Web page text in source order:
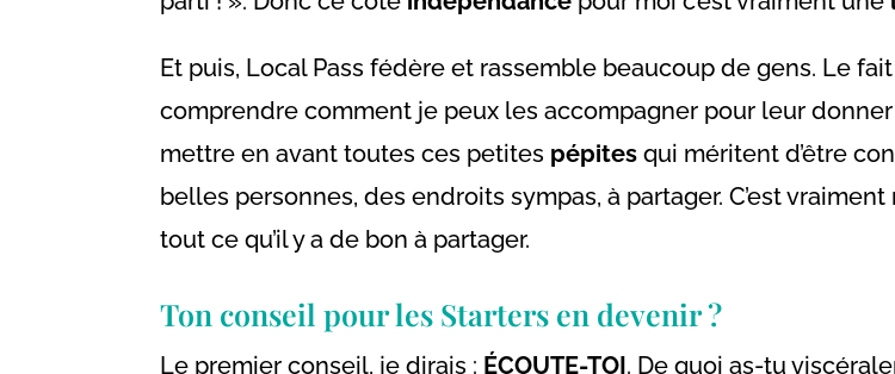
Et puis, Local Pass fédère et rassemble beaucoup de gens. Le
comprendre comment je peux les accompagner pour leur
mettre en avant toutes ces petites pépites qui méritent d’être
belles personnes, des endroits sympas, à partager. C’est
tout ce qu’il y a de bon à partager.
Ton conseil pour les Starters en devenir ?
Le premier conseil, je dirais : ÉCOUTE-TOI. De quoi as-tu